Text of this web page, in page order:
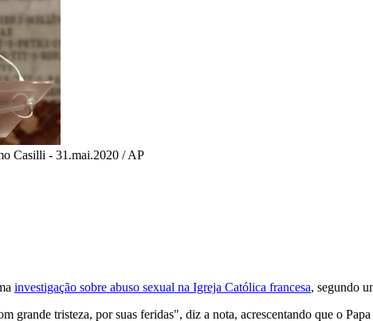
Casilli - 31.mai.2020 / AP
investigação sobre abuso sexual na Igreja Católica francesa, segundo
grande tristeza, por suas feridas", diz a nota, acrescentando que o